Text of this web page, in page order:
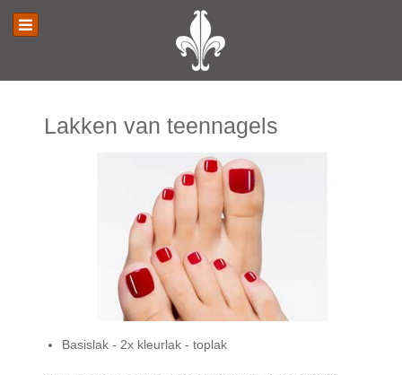
Lakken van teennagels
Basislak - 2x kleurlak - toplak